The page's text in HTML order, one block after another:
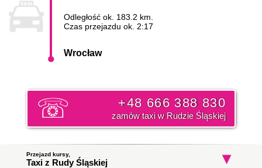
Odległość ok. 183.2 km.
Czas przejazdu ok. 2:17
Wrocław
+48 666 388 830
zamów taxi w Rudzie Śląskiej
Przejazd kursy,
Taxi z Rudy Śląskiej